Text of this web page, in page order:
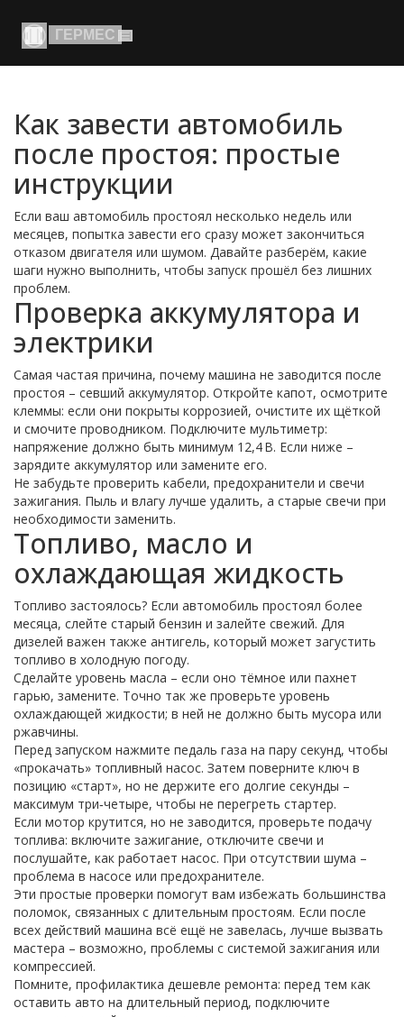
Как завести автомобиль
после простоя: простые
инструкции
Если ваш автомобиль простоял несколько недель или
месяцев, попытка завести его сразу может закончиться
отказом двигателя или шумом. Давайте разберём, какие
шаги нужно выполнить, чтобы запуск прошёл без лишних
проблем.
Проверка аккумулятора и
электрики
Самая частая причина, почему машина не заводится после
простоя – севший аккумулятор. Откройте капот, осмотрите
клеммы: если они покрыты коррозией, очистите их щёткой
и смочите проводником. Подключите мультиметр:
напряжение должно быть минимум 12,4 В. Если ниже –
зарядите аккумулятор или замените его.
Не забудьте проверить кабели, предохранители и свечи
зажигания. Пыль и влагу лучше удалить, а старые свечи при
необходимости заменить.
Топливо, масло и
охлаждающая жидкость
Топливо застоялось? Если автомобиль простоял более
месяца, слейте старый бензин и залейте свежий. Для
дизелей важен также антигель, который может загустить
топливо в холодную погоду.
Сделайте уровень масла – если оно тёмное или пахнет
гарью, замените. Точно так же проверьте уровень
охлаждающей жидкости; в ней не должно быть мусора или
ржавчины.
Перед запуском нажмите педаль газа на пару секунд, чтобы
«прокачать» топливный насос. Затем поверните ключ в
позицию «старт», но не держите его долгие секунды –
максимум три‑четыре, чтобы не перегреть стартер.
Если мотор крутится, но не заводится, проверьте подачу
топлива: включите зажигание, отключите свечи и
послушайте, как работает насос. При отсутствии шума –
проблема в насосе или предохранителе.
Эти простые проверки помогут вам избежать большинства
поломок, связанных с длительным простоям. Если после
всех действий машина всё ещё не завелась, лучше вызвать
мастера – возможно, проблемы с системой зажигания или
компрессией.
Помните, профилактика дешевле ремонта: перед тем как
оставить авто на длительный период, подключите